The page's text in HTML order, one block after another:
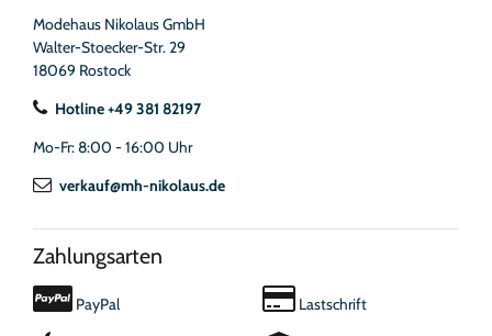
Modehaus Nikolaus GmbH
Walter-Stoecker-Str. 29
18069 Rostock
Hotline +49 381 82197
Mo-Fr: 8:00 - 16:00 Uhr
verkauf@mh-nikolaus.de
Zahlungsarten
PayPal Lastschrift